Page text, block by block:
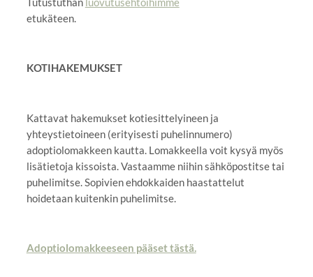
etukäteen.
KOTIHAKEMUKSET
Kattavat hakemukset kotiesittelyineen ja
yhteystietoineen (erityisesti puhelinnumero)
adoptiolomakkeen kautta. Lomakkeella voit kysyä myös
lisätietoja kissoista. Vastaamme niihin sähköpostitse tai
puhelimitse. Sopivien ehdokkaiden haastattelut
hoidetaan kuitenkin puhelimitse.
Adoptiolomakkeeseen pääset tästä.